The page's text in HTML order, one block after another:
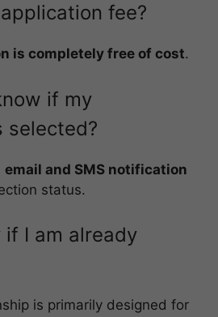
fee?
is completely free of cost.
if my
selected?
email and SMS notification
status.
if I am already
is primarily designed for